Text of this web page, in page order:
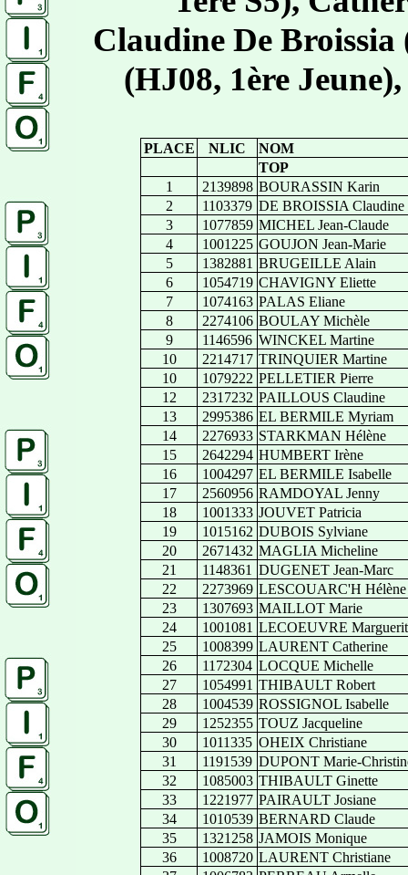
Claudine De
(HJ08, 1ère
PLACE NLIC
NOM
TOP
1
2139898 BOURASSIN Karin
2
1103379 DE BROISSIA Claudine
3
1077859 MICHEL Jean-Claude
4
1001225 GOUJON Jean-Marie
5
1382881 BRUGEILLE Alain
6
1054719 CHAVIGNY Eliette
7
1074163 PALAS Eliane
8
2274106 BOULAY Michèle
9
1146596 WINCKEL Martine
10
2214717 TRINQUIER Martine
10
1079222 PELLETIER Pierre
12
2317232 PAILLOUS Claudine
13
2995386 EL BERMILE Myriam
14
2276933 STARKMAN Hélène
15
2642294 HUMBERT Irène
16
1004297 EL BERMILE Isabelle
17
2560956 RAMDOYAL Jenny
18
1001333 JOUVET Patricia
19
1015162 DUBOIS Sylviane
20
2671432 MAGLIA Micheline
21
1148361 DUGENET Jean-Marc
22
2273969 LESCOUARC'H Hélène
23
1307693 MAILLOT Marie
24
1001081 LECOEUVRE
25
1008399 LAURENT Catherine
26
1172304 LOCQUE Michelle
27
1054991 THIBAULT Robert
28
1004539 ROSSIGNOL Isabelle
29
1252355 TOUZ Jacqueline
30
1011335 OHEIX Christiane
31
1191539 DUPONT Marie-
32
1085003 THIBAULT Ginette
33
1221977 PAIRAULT Josiane
34
1010539 BERNARD Claude
35
1321258 JAMOIS Monique
36
1008720 LAURENT Christiane